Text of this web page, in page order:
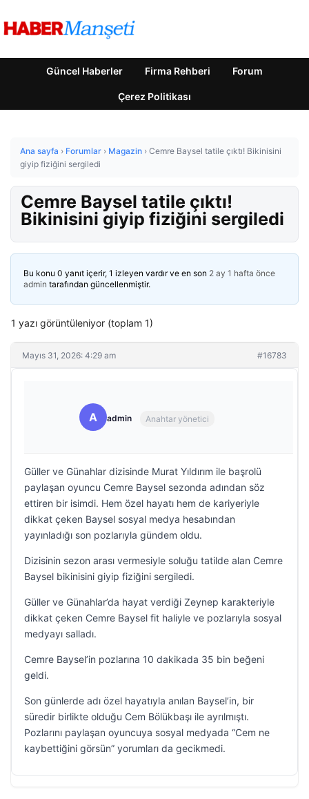
Güncel Haberler Firma Rehberi Forum
Çerez Politikası
Ana sayfa › Forumlar › Magazin › Cemre Baysel tatile çıktı! Bikinisini
giyip fiziğini sergiledi
Cemre Baysel tatile çıktı!
Bikinisini giyip fiziğini sergiledi
Bu konu 0 yanıt içerir, 1 izleyen vardır ve en son 2 ay 1 hafta önce
admin tarafından güncellenmiştir.
1 yazı görüntüleniyor (toplam 1)
Mayıs 31, 2026: 4:29 am #16783
A admin Anahtar yönetici
Güller ve Günahlar dizisinde Murat Yıldırım ile başrolü
paylaşan oyuncu Cemre Baysel sezonda adından söz
ettiren bir isimdi. Hem özel hayatı hem de kariyeriyle
dikkat çeken Baysel sosyal medya hesabından
yayınladığı son pozlarıyla gündem oldu.
Dizisinin sezon arası vermesiyle soluğu tatilde alan Cemre
Baysel bikinisini giyip fiziğini sergiledi.
Güller ve Günahlar’da hayat verdiği Zeynep karakteriyle
dikkat çeken Cemre Baysel fit haliyle ve pozlarıyla sosyal
medyayı salladı.
Cemre Baysel’in pozlarına 10 dakikada 35 bin beğeni
geldi.
Son günlerde adı özel hayatıyla anılan Baysel’in, bir
süredir birlikte olduğu Cem Bölükbaşı ile ayrılmıştı.
Pozlarını paylaşan oyuncuya sosyal medyada “Cem ne
kaybettiğini görsün” yorumları da gecikmedi.